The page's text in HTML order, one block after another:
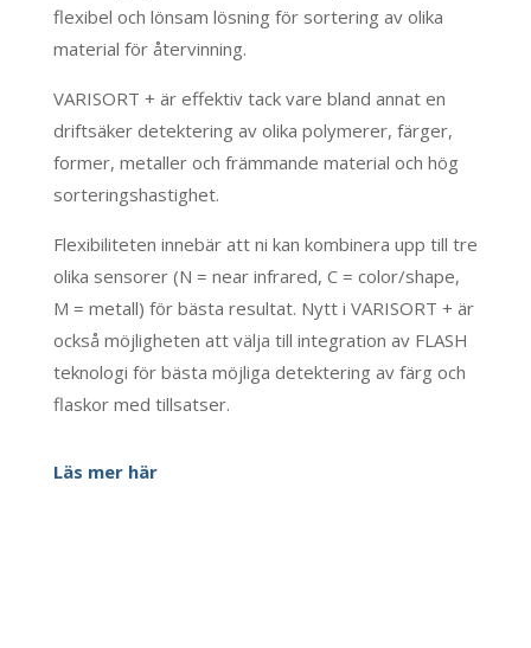
flexibel och lönsam lösning för sortering av olika
material för återvinning.
VARISORT + är effektiv tack vare bland annat en
driftsäker detektering av olika polymerer, färger,
former, metaller och främmande material och hög
sorteringshastighet.
Flexibiliteten innebär att ni kan kombinera upp till tre
olika sensorer (N = near infrared, C = color/shape,
M = metall) för bästa resultat. Nytt i VARISORT + är
också möjligheten att välja till integration av FLASH
teknologi för bästa möjliga detektering av färg och
flaskor med tillsatser.
Läs mer här